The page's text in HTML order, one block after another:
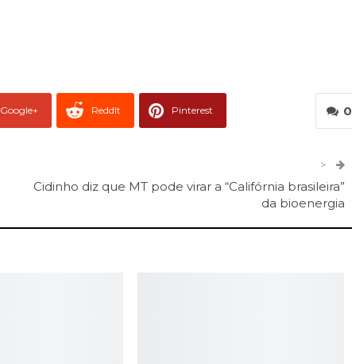
0
Google+ ReddIt Pinterest
>
Cidinho diz que MT pode virar a “Califórnia brasileira”
da bioenergia